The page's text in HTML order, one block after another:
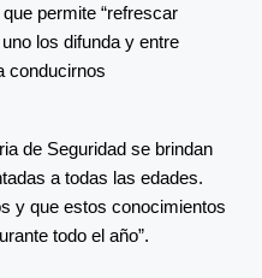
permite “refrescar
los difunda y entre
conducirnos
de Seguridad se brindan
a todas las edades.
y que estos conocimientos
todo el año”.